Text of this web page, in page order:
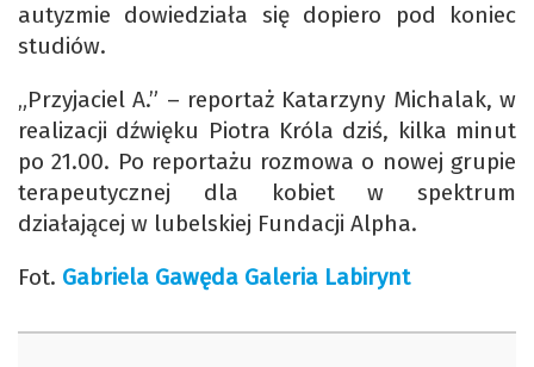
autyzmie dowiedziała się dopiero pod koniec
studiów.
„Przyjaciel A.” – reportaż Katarzyny Michalak, w
realizacji dźwięku Piotra Króla dziś, kilka minut
po 21.00. Po reportażu rozmowa o nowej grupie
terapeutycznej dla kobiet w spektrum
działającej w lubelskiej Fundacji Alpha.
Fot. Gabriela Gawęda Galeria Labirynt